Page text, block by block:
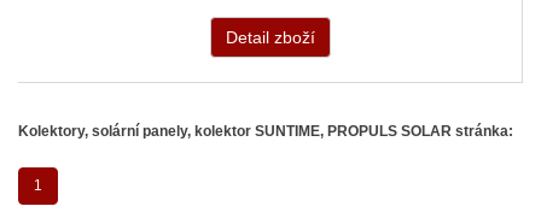
Detail zboží
Kolektory, solární panely, kolektor SUNTIME, PROPULS SOLAR stránka:
1